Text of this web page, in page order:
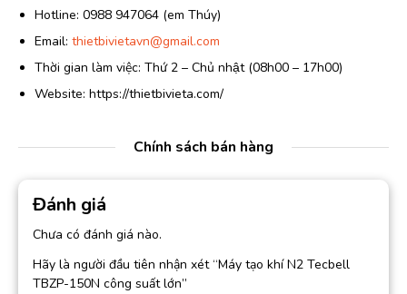
Hotline: 0988 947064 (em Thúy)
Email: thietbivietavn@gmail.com
Thời gian làm việc: Thứ 2 – Chủ nhật (08h00 – 17h00)
Website: https://thietbivieta.com/
Chính sách bán hàng
Đánh giá
Chưa có đánh giá nào.
Hãy là người đầu tiên nhận xét “Máy tạo khí N2 Tecbell
TBZP-150N công suất lớn”